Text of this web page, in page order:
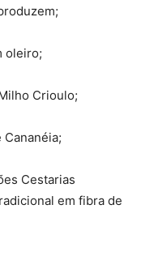
oleiro;
Crioulo;
Cestarias
em fibra de